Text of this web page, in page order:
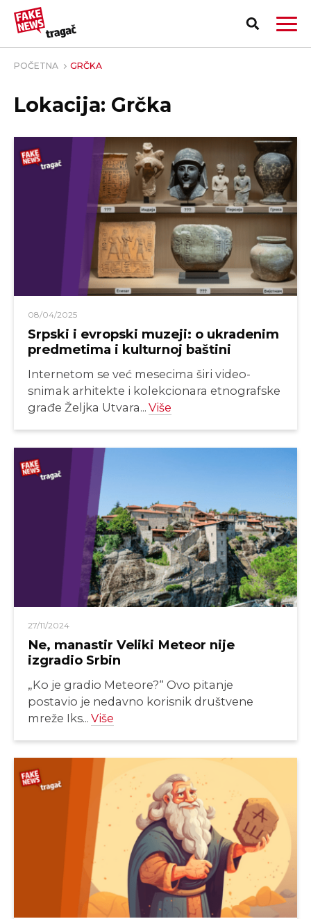
PRIJAVI LAŽNU VEST!
POČETNA GRČKA
Lokacija: Grčka
08/04/2025
Srpski i evropski muzeji: o ukradenim
predmetima i kulturnoj baštini
Internetom se već mesecima širi video-
snimak arhitekte i kolekcionara etnografske
građe Željka Utvara... Više
27/11/2024
Ne, manastir Veliki Meteor nije
izgradio Srbin
„Ko je gradio Meteore?“ Ovo pitanje
postavio je nedavno korisnik društvene
mreže Iks... Više